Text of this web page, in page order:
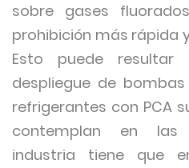
sobre gases
prohibición más rápida
Esto puede resultar
despliegue de
refrigerantes con PCA
contemplan en las
industria tiene que